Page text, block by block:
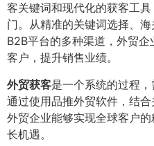
客关键词和现代化的获客工
门。从精准的关键词选择、
B2B平台的多种渠道，外贸
客户，提升销售业绩。
外贸获客是一个系统的过程，
通过使用品推外贸软件，结
外贸企业能够实现全球客户
长机遇。